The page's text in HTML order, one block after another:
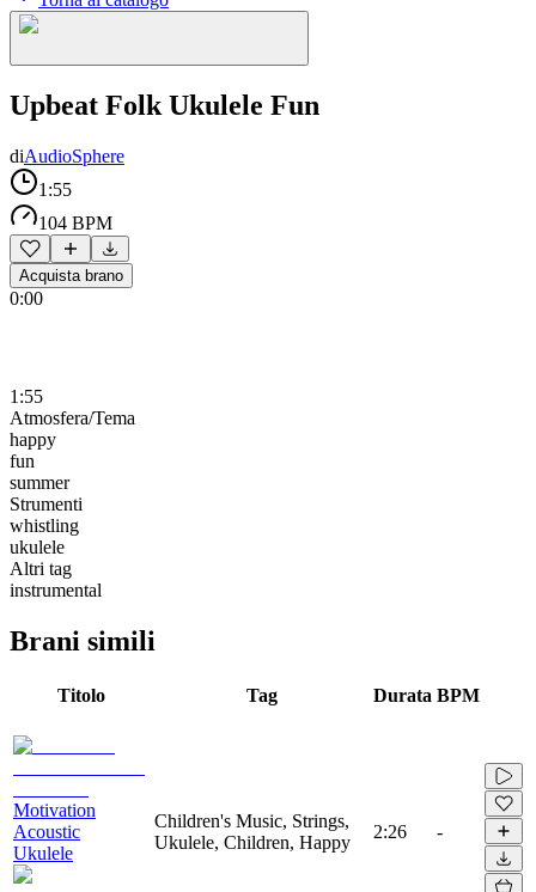
Upbeat Folk Ukulele Fun
diAudioSphere
1:55
104 BPM
Acquista brano
0:00
1:55
Atmosfera/Tema
happy
fun
summer
Strumenti
whistling
ukulele
Altri tag
instrumental
Brani simili
Titolo Tag Durata BPM
Motivation
Acoustic
Ukulele
Children's Music, Strings,
Ukulele, Children, Happy
2:26 -